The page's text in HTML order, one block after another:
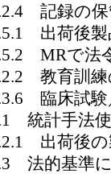
記録の保
出荷後製
MRで法
教育訓練
臨床試験
統計手法使
出荷後の
法的基準